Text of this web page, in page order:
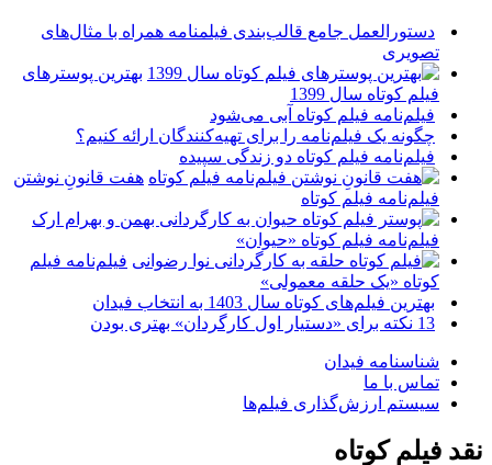
دستورالعمل جامع قالب‌بندی فیلمنامه همراه با مثال‌های
تصویری
بهترین پوسترهای
فیلم کوتاه سال 1399
فیلم‌نامه فیلم کوتاه آبی می‌شود
چگونه یک فیلم‌نامه را برای تهیه‌کنندگان ارائه کنیم؟
فیلم‌نامه فیلم کوتاه دو زندگی سپیده
هفت قانونِ نوشتن
فیلم‌نامه فیلم کوتاه
فیلم‌نامه فیلم کوتاه «حیوان»
فیلم‌نامه فیلم
کوتاه «یک حلقه معمولی»
بهترین فیلم‌های کوتاه سال 1403 به انتخاب فیدان
13 نکته برای «دستیار اول کارگردان» بهتری بودن
شناسنامه فیدان
تماس با ما
سیستم ارزش‌گذاری فیلم‌ها
نقد فیلم کوتاه